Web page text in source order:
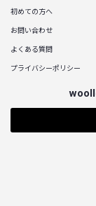
初めての方へ
お問い合わせ
よくある質問
プライバシーポリシー